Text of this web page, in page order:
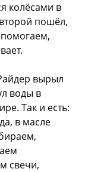
колёсами в
пошёл,
вырыл
воды в
Так и есть:
в масле
свечи,